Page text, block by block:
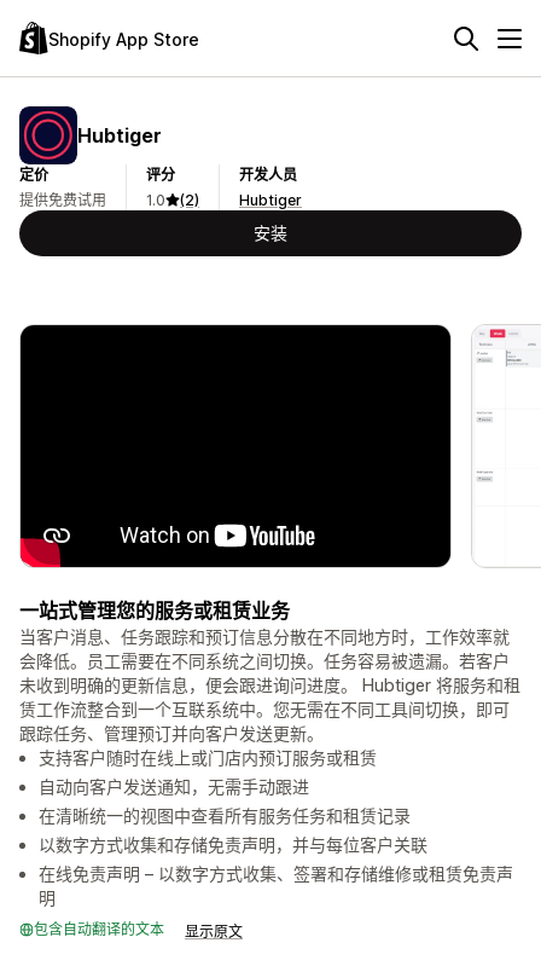
Shopify App Store
Hubtiger
定价
提供免费试用
评分
1.0
(2)
开发人员
Hubtiger
安装
一站式管理您的服务或租赁业务
当客户消息、任务跟踪和预订信息分散在不同地方时，工作效率就
会降低。员工需要在不同系统之间切换。任务容易被遗漏。若客户
未收到明确的更新信息，便会跟进询问进度。 Hubtiger 将服务和租
赁工作流整合到一个互联系统中。您无需在不同工具间切换，即可
跟踪任务、管理预订并向客户发送更新。
支持客户随时在线上或门店内预订服务或租赁
自动向客户发送通知，无需手动跟进
在清晰统一的视图中查看所有服务任务和租赁记录
以数字方式收集和存储免责声明，并与每位客户关联
在线免责声明 – 以数字方式收集、签署和存储维修或租赁免责声
明
包含自动翻译的文本 显示原文